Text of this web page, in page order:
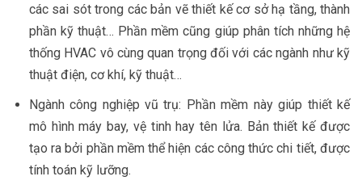
các sai sót trong các bản vẽ thiết kế cơ sở hạ tầng, thành
phần kỹ thuật… Phần mềm cũng giúp phân tích những hệ
thống HVAC vô cùng quan trọng đối với các ngành như kỹ
thuật điện, cơ khí, kỹ thuật…
Ngành công nghiệp vũ trụ: Phần mềm này giúp thiết kế
mô hình máy bay, vệ tinh hay tên lửa. Bản thiết kế được
tạo ra bởi phần mềm thể hiện các công thức chi tiết, được
tính toán kỹ lưỡng.